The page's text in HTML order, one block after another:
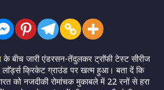
के बीच जारी एंडरसन-तेंदुलकर ट्राॅफी टेस्ट सीरीज
क्रिकेट ग्राउंड पर खत्म हुआ। बता दें कि
को नजदीकी रोमांचक मुकाबले में 22 रनों से हरा